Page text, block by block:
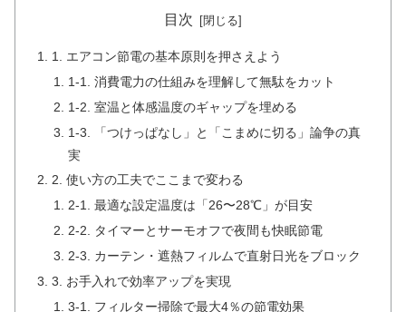
目次
1. エアコン節電の基本原則を押さえよう
1-1. 消費電力の仕組みを理解して無駄をカット
1-2. 室温と体感温度のギャップを埋める
1-3. 「つけっぱなし」と「こまめに切る」論争の真
実
2. 使い方の工夫でここまで変わる
2-1. 最適な設定温度は「26〜28℃」が目安
2-2. タイマーとサーモオフで夜間も快眠節電
2-3. カーテン・遮熱フィルムで直射日光をブロック
3. お手入れで効率アップを実現
3-1. フィルター掃除で最大4％の節電効果